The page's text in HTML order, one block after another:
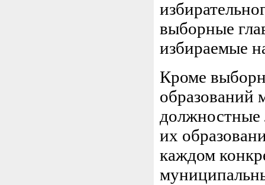
выборные
избираемые
Кроме
образований
должностные
их
каждом